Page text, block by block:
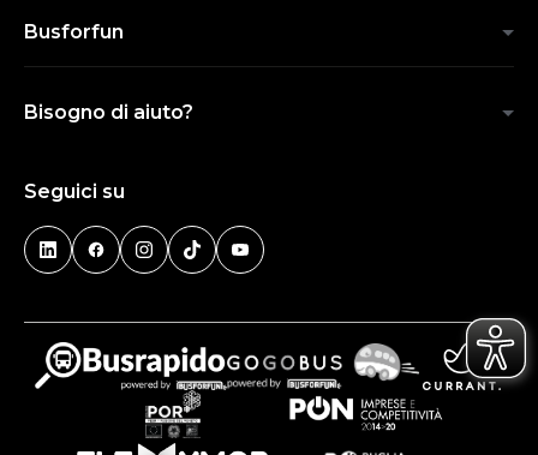
Busforfun
Bisogno di aiuto?
Seguici su